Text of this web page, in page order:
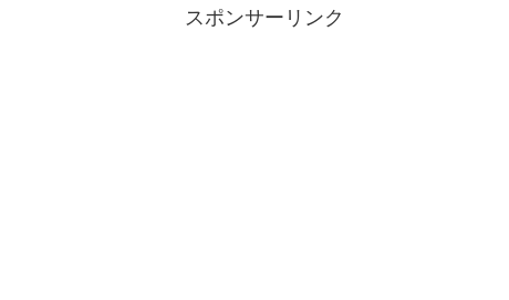
スポンサーリンク